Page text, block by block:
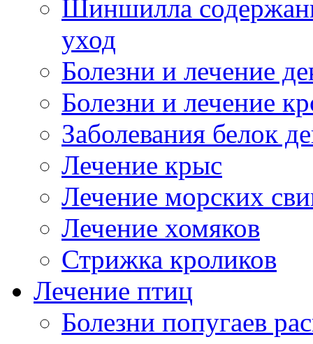
Шиншилла
уход
Болезни и лечение
Болезни и лечение
Заболевания белок
Лечение крыс
Лечение морских
Лечение хомяков
Стрижка кроликов
Лечение птиц
Болезни попугаев